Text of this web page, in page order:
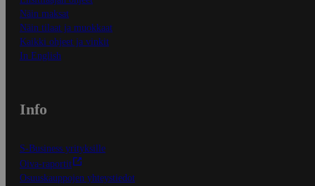
Näin maksat
Näin tilaat ja muokkaat
Kaikki ohjeet ja vinkit
In English
Info
S-Business yrityksille
Oiva-raportit
Osuuskauppojen yhteystiedot